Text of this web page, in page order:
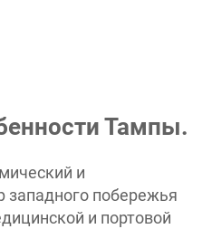
Тампы.
и
западного побережья
и портовой